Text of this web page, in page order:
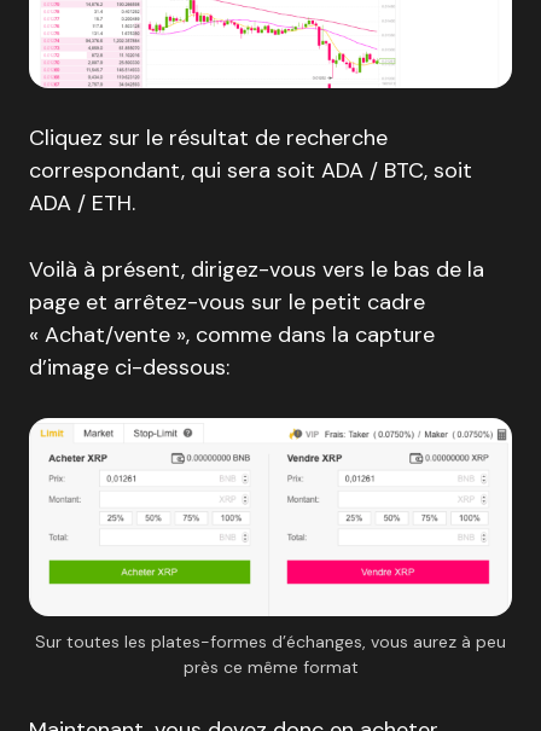
Cliquez sur le résultat de recherche
correspondant, qui sera soit ADA / BTC, soit
ADA / ETH.
Voilà à présent, dirigez-vous vers le bas de la
page et arrêtez-vous sur le petit cadre
« Achat/vente », comme dans la capture
d’image ci-dessous:
Sur toutes les plates-formes d’échanges, vous aurez à peu
près ce même format